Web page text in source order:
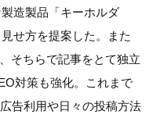
造製品「キーホルダ
せ方を提案した。また
そちらで記事をとて独立
対策も強化。これまで
告利用や日々の投稿方法